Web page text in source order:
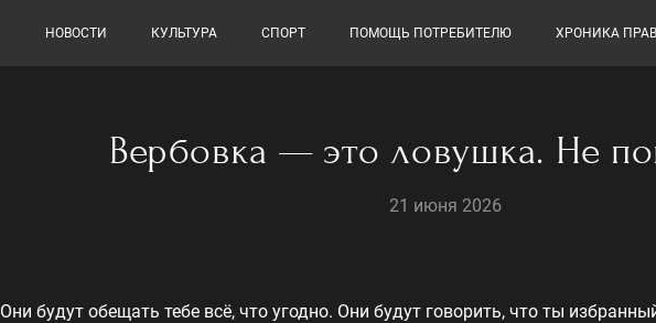
НОВОСТИ КУЛЬТУРА СПОРТ ПОМОЩЬ ПОТРЕБИТЕЛЮ ХРОНИКА
Вербовка — это ловушка. Не
21 июня 2026
Они будут обещать тебе всё, что угодно. Они будут говорить, что ты